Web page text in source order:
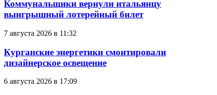
Коммунальщики вернули итальянцу
выигрышный лотерейный билет
7 августа 2026 в 11:32
Курганские энергетики смонтировали
дизайнерское освещение
6 августа 2026 в 17:09